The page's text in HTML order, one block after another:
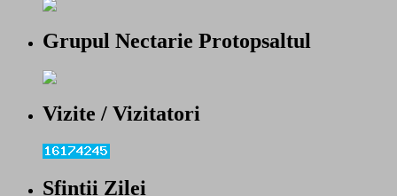
Grupul Nectarie Protopsaltul
Vizite / Vizitatori
Sfintii Zilei